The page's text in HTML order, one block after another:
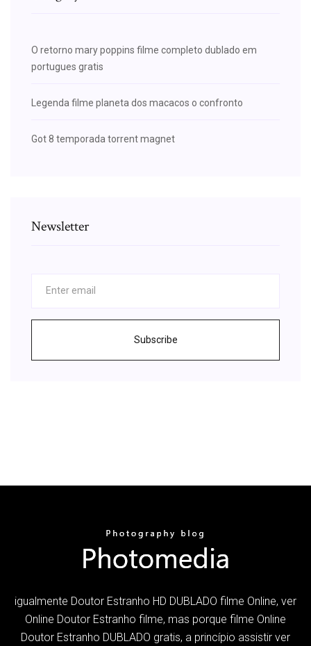
O retorno mary poppins filme completo dublado em
portugues gratis
Legenda filme planeta dos macacos o confronto
Got 8 temporada torrent magnet
Newsletter
Subscribe
igualmente Doutor Estranho HD DUBLADO filme Online, ver
Online Doutor Estranho filme, mas porque filme Online
Doutor Estranho DUBLADO gratis, a princípio assistir ver